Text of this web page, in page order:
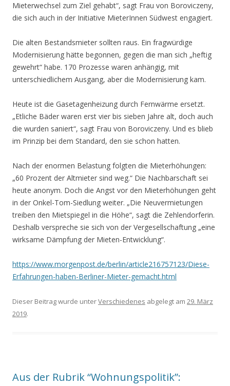
Mieterwechsel zum Ziel gehabt“, sagt Frau von Boroviczeny,
die sich auch in der Initiative MieterInnen Südwest engagiert.
Die alten Bestandsmieter sollten raus. Ein fragwürdige
Modernisierung hätte begonnen, gegen die man sich „heftig
gewehrt“ habe. 170 Prozesse waren anhängig, mit
unterschiedlichem Ausgang, aber die Modernisierung kam.
Heute ist die Gasetagenheizung durch Fernwärme ersetzt.
„Etliche Bäder waren erst vier bis sieben Jahre alt, doch auch
die wurden saniert“, sagt Frau von Boroviczeny. Und es blieb
im Prinzip bei dem Standard, den sie schon hatten.
Nach der enormen Belastung folgten die Mieterhöhungen:
„60 Prozent der Altmieter sind weg.“ Die Nachbarschaft sei
heute anonym. Doch die Angst vor den Mieterhöhungen geht
in der Onkel-Tom-Siedlung weiter. „Die Neuvermietungen
treiben den Mietspiegel in die Höhe“, sagt die Zehlendorferin.
Deshalb verspreche sie sich von der Vergesellschaftung „eine
wirksame Dämpfung der Mieten-Entwicklung“.
https://www.morgenpost.de/berlin/article216757123/Diese-
Erfahrungen-haben-Berliner-Mieter-gemacht.html
Dieser Beitrag wurde unterVerschiedenes abgelegt am 29. März
2019.
Aus der Rubrik “Wohnungspolitik”: